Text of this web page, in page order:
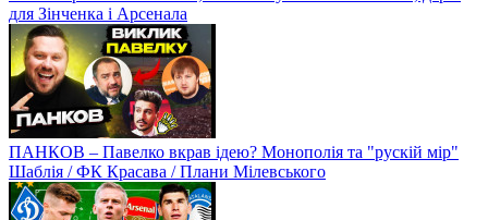
для Зінченка і Арсенала
ПАНКОВ – Павелко вкрав ідею? Монополія та "рускій мір"
Шаблія / ФК Красава / Плани Мілевського